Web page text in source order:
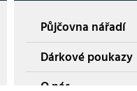
Půjčovna nářadí
Dárkové poukazy
O nás